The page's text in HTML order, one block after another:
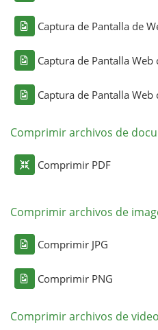
Captura de Pantalla de
Captura de Pantalla Web
Captura de Pantalla Web
Comprimir archivos de
Comprimir PDF
Comprimir archivos de
Comprimir JPG
Comprimir PNG
Comprimir archivos de video